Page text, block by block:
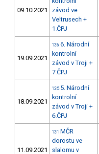
09.10.2021
závod ve
Veltrusech +
1.ČPJ
19.09.2021
136 6. Národní
kontrolní
závod v Troji +
7.ČPJ
18.09.2021
135 5. Národní
kontrolní
závod v Troji +
6.ČPJ
11.09.2021
131 MČR
dorostu ve
slalomu v